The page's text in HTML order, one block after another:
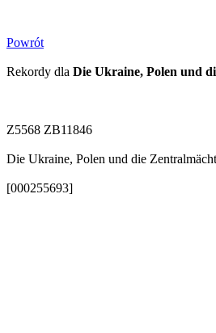
Powrót
Rekordy dla Die Ukraine, Polen und
Z5568 ZB11846
Die Ukraine, Polen und die
[000255693]